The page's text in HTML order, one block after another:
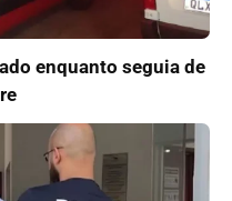
enquanto seguia de